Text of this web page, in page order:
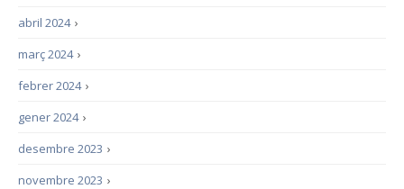
›
abril 2024
›
març 2024
›
febrer 2024
›
gener 2024
›
desembre 2023
›
novembre 2023